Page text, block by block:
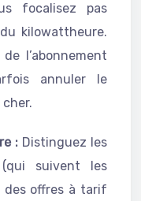
focalisez pas
kilowattheure.
l’abonnement
annuler le
cher.
: Distinguez les
suivent les
offres à tarif